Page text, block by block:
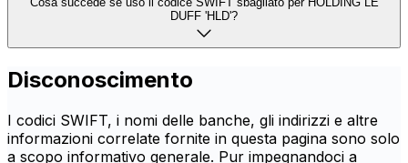
DUFF 'HLD'?
Disconoscimento
I codici SWIFT, i nomi delle banche, gli indirizzi e altre
informazioni correlate fornite in questa pagina sono solo
a scopo informativo generale. Pur impegnandoci a